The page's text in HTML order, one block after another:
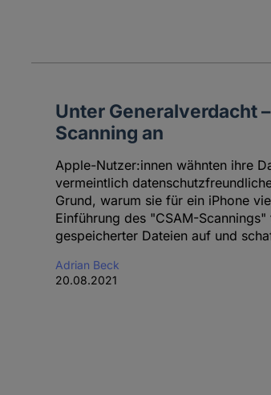
Unter Generalverdacht
Scanning an
Apple-Nutzer:innen wähnten ihre
vermeintlich
Grund, warum sie für ein iPhone
Einführung des "CSAM-
gespeicherter Dateien auf und
Adrian Beck
20.08.2021